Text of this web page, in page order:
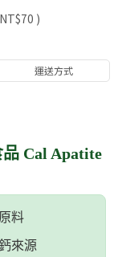
NT$70 )
運送方式
Cal Apatite
料
來源